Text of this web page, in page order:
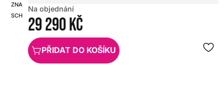
ZNAČKA:
SCHECTER
HX0000000062577
Na objednání
29 290 Kč
PŘIDAT DO KOŠÍKU